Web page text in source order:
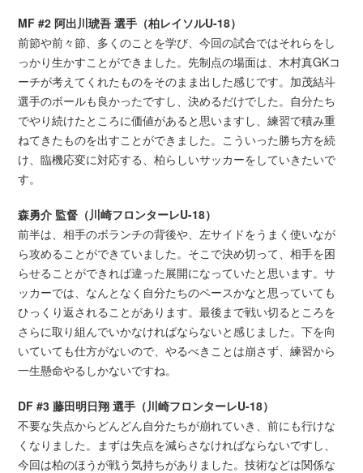
MF #2 阿出川琥吾 選手（柏レイソルU-18）
前節や前々節、多くのことを学び、今回の試合ではそれらをし
っかり生かすことができました。先制点の場面は、木村真GKコ
ーチが考えてくれたものをそのまま出した感じです。加茂結斗
選手のボールも良かったですし、決めるだけでした。自分たち
でやり続けたところに価値があると思いますし、練習で積み重
ねてきたものを出すことができました。こういった勝ち方を続
け、臨機応変に対応する、柏らしいサッカーをしていきたいで
す。
森勇介 監督（川崎フロンターレU-18）
前半は、相手のボランチの背後や、左サイドをうまく使いなが
ら攻めることができていました。そこで決め切って、相手を困
らせることができれば違った展開になっていたと思います。サ
ッカーでは、なんとなく自分たちのペースかなと思っていても
ひっくり返されることがあります。最後まで戦い切るところを
さらに取り組んでいかなければならないと感じました。下を向
いていても仕方がないので、やるべきことは崩さず、練習から
一生懸命やるしかないですね。
DF #3 藤田明日翔 選手（川崎フロンターレU-18）
不要な失点からどんどん自分たちが崩れていき、前にも行けな
くなりました。まずは失点を減らさなければならないですし、
今回は柏のほうが戦う気持ちがありました。技術などは関係な